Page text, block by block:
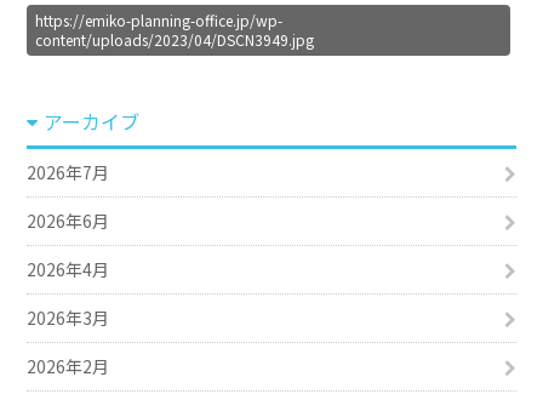
https://emiko-planning-office.jp/wp-
content/uploads/2023/04/DSCN3949.jpg
アーカイブ
2026年7月
2026年6月
2026年4月
2026年3月
2026年2月